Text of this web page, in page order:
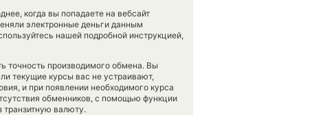
когда вы попадаете на вебсайт
электронные деньги данным
нашей подробной инструкцией,
точность производимого обмена. Вы
текущие курсы вас не устраивают,
и при появлении необходимого курса
обменников, с помощью функции
транзитную валюту.